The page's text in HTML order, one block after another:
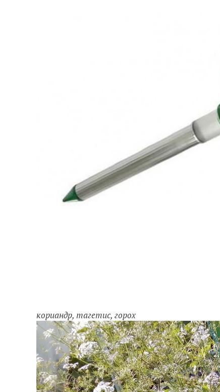
кориандр, тагетис, горох